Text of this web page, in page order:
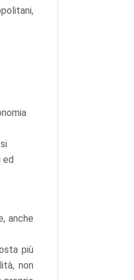
ed
anche
più
non